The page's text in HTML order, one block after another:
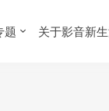
题 关于影音新